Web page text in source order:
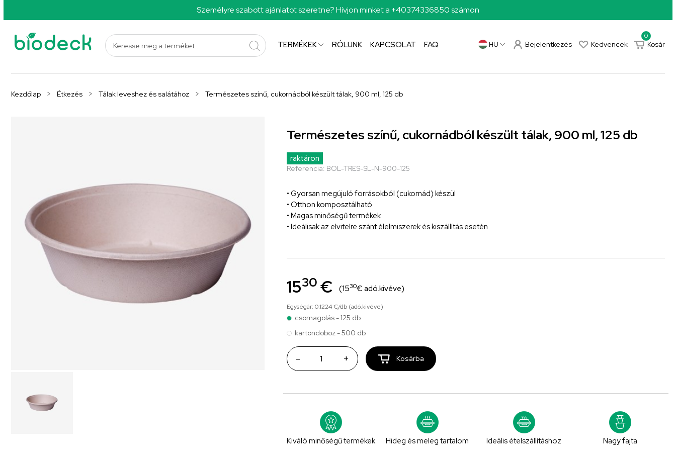
Személyre szabott ajánlatot szeretne? Hívjon minket a +40374336850 számon
TERMÉKEK RÓLUNK KAPCSOLAT FAQ HU Bejelentkezés Kedvencek
0
Kosár
Kezdőlap Étkezés Tálak leveshez és salátához Természetes színű, cukornádból készült tálak, 900 ml, 125 db
Természetes színű, cukornádból készült tálak, 900 ml, 125 db
raktáron
Referencia: BOL-TRES-SL-N-900-125
• Gyorsan megújuló forrásokból (cukornád) készül
• Otthon komposztálható
• Magas minőségű termékek
• Ideálisak az elvitelre szánt élelmiszerek és kiszállítás esetén
1530 € (1530€ adó.kivéve)
Egységár: 0.1224 €/db (adó.kivéve)
csomagolás - 125 db
kartondoboz - 500 db
- + Kosárba
Kiváló minőségű termékek Hideg és meleg tartalom Ideális ételszállításhoz Nagy fajta